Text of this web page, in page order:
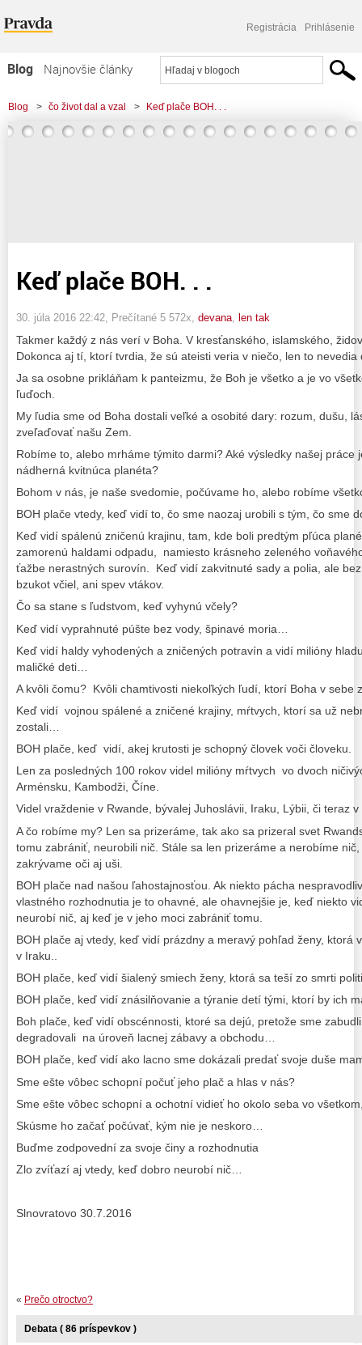
Registrácia Prihlásenie
Blog
Najnovšie články
Najčítanejšie články
Najkomentovanejšie články
Blog > čo život dal a vzal > Keď plače BOH. . .
Keď plače BOH. . .
30. júla 2016 22:42 , Prečítané 5 572x, devana len tak
Takmer každý z nás verí v Boha. V kresťanského, islamského,
Dokonca aj tí, ktorí tvrdia, že sú ateisti veria v niečo, len to nevedia
Ja sa osobne prikláňam k panteizmu, že Boh je všetko a je vo
ľuďoch.
My ľudia sme od Boha dostali veľké a osobité dary: rozum, dušu,
zveľaďovať našu Zem.
Robíme to, alebo mrháme týmito darmi? Aké výsledky našej
nádherná kvitnúca planéta?
Bohom v nás, je naše svedomie, počúvame ho, alebo robíme
BOH plače vtedy, keď vidí to, čo sme naozaj urobili s tým, čo sme
Keď vidí spálenú zničenú krajinu, tam, kde boli predtým pľúca
zamorenú haldami odpadu, namiesto krásneho zeleného
ťažbe nerastných surovín. Keď vidí zakvitnuté sady a polia, ale
bzukot včiel, ani spev vtákov.
Čo sa stane s ľudstvom, keď vyhynú včely?
Keď vidí vyprahnuté púšte bez vody, špinavé moria…
Keď vidí haldy vyhodených a zničených potravín a vidí milióny
maličké deti…
A kvôli čomu? Kvôli chamtivosti niekoľkých ľudí, ktorí Boha v sebe
Keď vidí vojnou spálené a zničené krajiny, mŕtvych, ktorí sa už
zostali…
BOH plače, keď vidí, akej krutosti je schopný človek voči človeku.
Len za posledných 100 rokov videl milióny mŕtvych vo dvoch
Arménsku, Kambodži, Číne.
Videl vraždenie v Rwande, bývalej Juhoslávii, Iraku, Lýbii, či teraz v
A čo robíme my? Len sa prizeráme, tak ako sa prizeral svet
tomu zabrániť, neurobili nič. Stále sa len prizeráme a nerobíme
zakrývame oči aj uši.
BOH plače nad našou ľahostajnosťou. Ak niekto pácha
vlastného rozhodnutia je to ohavné, ale ohavnejšie je, keď niekto
neurobí nič, aj keď je v jeho moci zabrániť tomu.
BOH plače aj vtedy, keď vidí prázdny a meravý pohľad ženy,
v Iraku..
BOH plače, keď vidí šialený smiech ženy, ktorá sa teší zo smrti
BOH plače, keď vidí znásilňovanie a týranie detí tými, ktorí by ich
Boh plače, keď vidí obscénnosti, ktoré sa dejú, pretože sme
degradovali na úroveň lacnej zábavy a obchodu…
BOH plače, keď vidí ako lacno sme dokázali predať svoje duše
Sme ešte vôbec schopní počuť jeho plač a hlas v nás?
Sme ešte vôbec schopní a ochotní vidieť ho okolo seba vo
Skúsme ho začať počúvať, kým nie je neskoro…
Buďme zodpovední za svoje činy a rozhodnutia
Zlo zvíťazí aj vtedy, keď dobro neurobí nič…
Slnovratovo 30.7.2016
« Prečo otroctvo?
Debata ( 86 príspevkov )